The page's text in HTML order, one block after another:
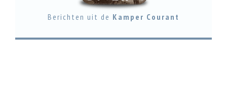
Berichten uit de Kamper Courant